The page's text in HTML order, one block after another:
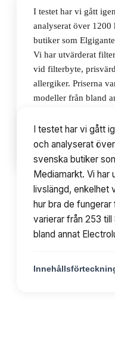
I testet har vi gått
analyserat över 1200
butiker som
Vi har utvärderat
vid filterbyte,
allergiker. Priserna
modeller från bland
Innehållsförteckning
I testet har vi gått
och analyserat
svenska butiker
Mediamarkt. Vi
livslängd, enkelhet
hur bra de fungerar
varierar från 253
bland annat